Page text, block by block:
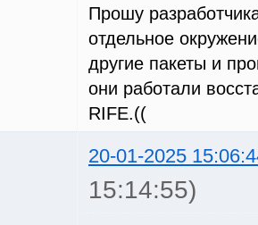
Прошу
отдельное
другие пакеты и
они работали
RIFE.((
20-01-2025
15:14:55)